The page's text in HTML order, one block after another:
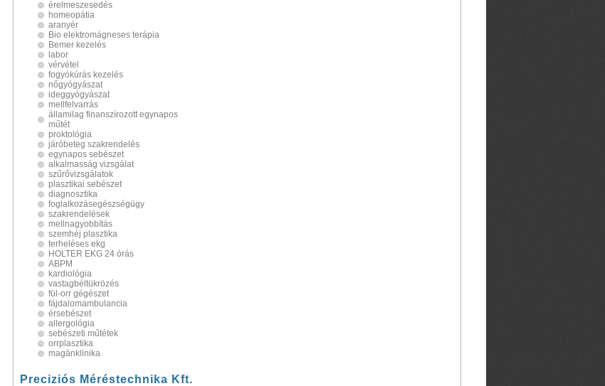
érelmeszesedés
homeopátia
aranyér
Bio elektromágneses terápia
Bemer kezelés
labor
vérvétel
fogyókúrás kezelés
nőgyógyászat
ideggyógyászat
mellfelvarrás
államilag finanszírozott egynapos
műtét
proktológia
járóbeteg szakrendelés
egynapos sebészet
alkalmasság vizsgálat
szűrővizsgálatok
plasztikai sebészet
diagnosztika
foglalkozásegészségügy
szakrendelések
mellnagyobbítás
szemhéj plasztika
terheléses ekg
HOLTER EKG 24 órás
ABPM
kardiológia
vastagbéltükrözés
fül-orr gégészet
fájdalomambulancia
érsebészet
allergológia
sebészeti műtétek
orrplasztika
magánklinika
Preciziós Méréstechnika Kft.